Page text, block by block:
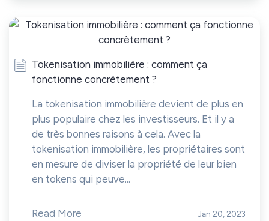
Tokenisation immobilière : comment ça
fonctionne concrètement ?
La tokenisation immobilière devient de plus en
plus populaire chez les investisseurs. Et il y a
de très bonnes raisons à cela. Avec la
tokenisation immobilière, les propriétaires sont
en mesure de diviser la propriété de leur bien
en tokens qui peuve...
Read More Jan 20, 2023